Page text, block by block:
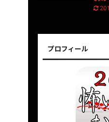
プロフィール